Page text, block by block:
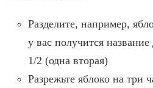
Разделите, например,
у вас получится
1/2 (одна вторая)
Разрежьте яблоко на